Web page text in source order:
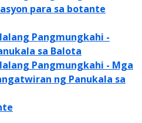
para sa botante
Pangmungkahi -
sa Balota
Pangmungkahi - Mga
ng Panukala sa